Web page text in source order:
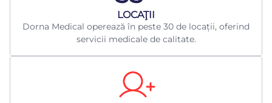
LOCAŢII
Dorna Medical operează în peste 30 de locații, oferind
servicii medicale de calitate.